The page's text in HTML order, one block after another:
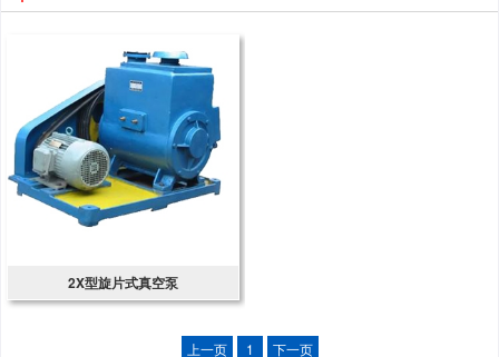
2X型旋片式真空泵
上一页 1 下一页